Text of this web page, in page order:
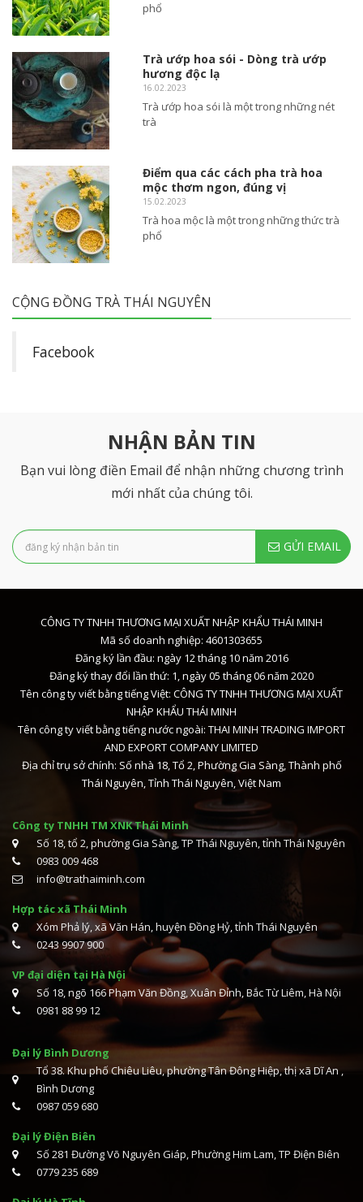
phổ
Trà ướp hoa sói - Dòng trà ướp
hương độc lạ
16.02.2023
Trà ướp hoa sói là một trong những nét
trà
Điểm qua các cách pha trà hoa
mộc thơm ngon, đúng vị
15.02.2023
Trà hoa mộc là một trong những thức trà
phổ
CỘNG ĐỒNG TRÀ THÁI NGUYÊN
Facebook
NHẬN BẢN TIN
Bạn vui lòng điền Email để nhận những chương trình
mới nhất của chúng tôi.
GỬI EMAIL
CÔNG TY TNHH THƯƠNG MẠI XUẤT NHẬP KHẨU THÁI MINH
Mã số doanh nghiệp: 4601303655
Đăng ký lần đầu: ngày 12 tháng 10 năm 2016
Đăng ký thay đổi lần thứ: 1, ngày 05 tháng 06 năm 2020
Tên công ty viết bằng tiếng Việt: CÔNG TY TNHH THƯƠNG MẠI XUẤT
NHẬP KHẨU THÁI MINH
Tên công ty viết bằng tiếng nước ngoài: THAI MINH TRADING IMPORT
AND EXPORT COMPANY LIMITED
Địa chỉ trụ sở chính: Số nhà 18, Tổ 2, Phường Gia Sàng, Thành phố
Thái Nguyên, Tỉnh Thái Nguyên, Việt Nam
Công ty TNHH TM XNK Thái Minh
Số 18, tổ 2, phường Gia Sàng, TP Thái Nguyên, tỉnh Thái Nguyên
0983 009 468
info@trathaiminh.com
Hợp tác xã Thái Minh
Xóm Phả lý, xã Văn Hán, huyện Đồng Hỷ, tỉnh Thái Nguyên
0243 9907 900
VP đại diện tại Hà Nội
Số 18, ngõ 166 Phạm Văn Đồng, Xuân Đỉnh, Bắc Từ Liêm, Hà Nội
0981 88 99 12
Đại lý Bình Dương
Tổ 38. Khu phố Chiêu Liêu, phường Tân Đông Hiệp, thị xã Dĩ An ,
Bình Dương
0987 059 680
Đại lý Điện Biên
Số 281 Đường Võ Nguyên Giáp, Phường Him Lam, TP Điện Biên
0779 235 689